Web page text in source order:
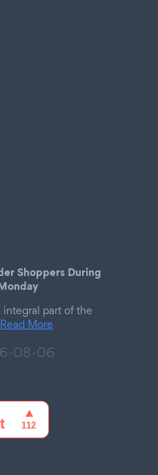
Shoppers During
part of the
Read More
08-06